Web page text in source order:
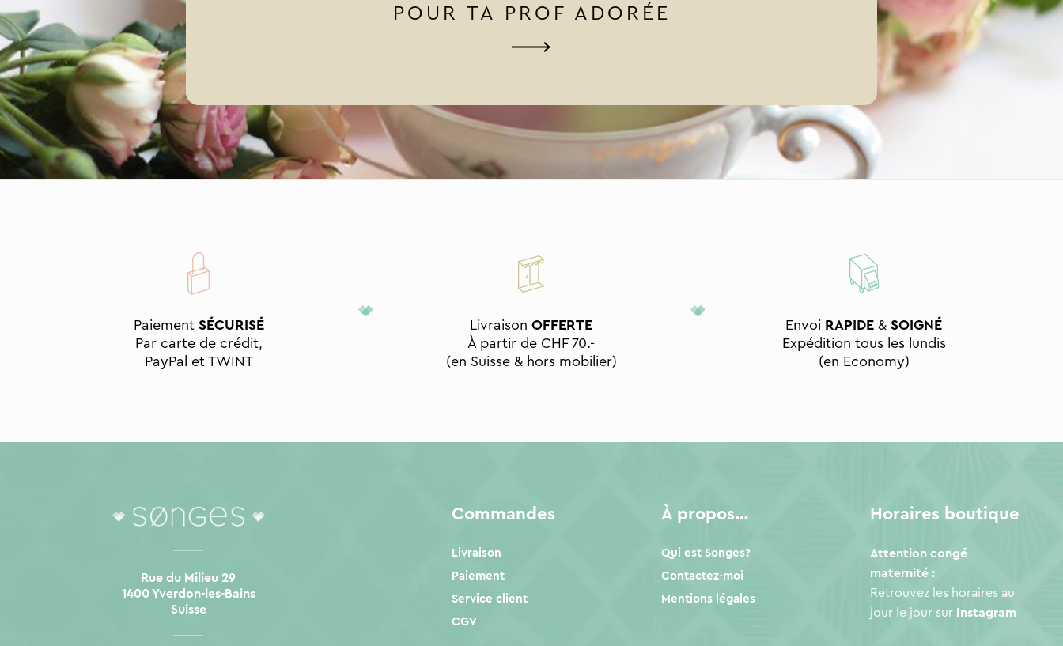
POUR TA PROF ADORÉE
PaiementSÉCURISÉ
Par carte de crédit,
PayPal et TWINT
LivraisonOFFERTE
À partir de CHF 70.-
(en Suisse & hors mobilier)
Envoi RAPIDE &SOIGNÉ
Expédition tous les lundis
(en Economy)
Rue du Milieu 29
1400 Yverdon-les-Bains
Suisse
Commandes
Livraison
Paiement
Service client
CGV
À propos…
Qui est Songes?
Contactez-moi
Mentions légales
Horaires boutique
Attention congé
maternité :
Retrouvez les horaires au
jour le jour sur
Instagram